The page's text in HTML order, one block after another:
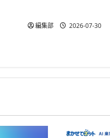
編集部 2026-07-30